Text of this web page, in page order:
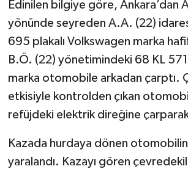
Edinilen bilgiye göre, Ankara’dan
yönünde seyreden A.A. (22)
695 plakalı Volkswagen marka
B.Ö. (22) yönetimindeki 68 KL
marka otomobile arkadan çarptı.
etkisiyle kontrolden çıkan
refüjdeki elektrik direğine
Kazada hurdaya dönen otomobilin
yaralandı. Kazayı gören